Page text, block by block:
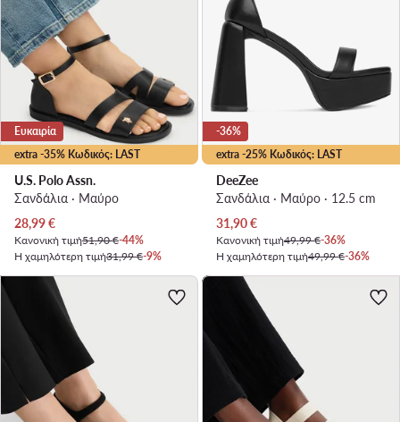
extra -35% Κωδικός: LAST
Ευκαιρία
U.S. Polo Assn.
Σανδάλια · Μαύρο
Τρέχουσα τιμή
28,99€
Κανονική τιμή51,90 €-44%
Η χαμηλότερη τιμή31,99 €-9%
extra -25% Κωδικός: LAST
-36%
DeeZee
Σανδάλια · Μαύρο · 12.5 cm
Τρέχουσα τιμή
31,90€
Κανονική τιμή49,99 €-36%
Η χαμηλότερη τιμή49,99 €-36%